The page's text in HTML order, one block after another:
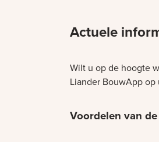
Actuele
Wilt u op de hoogte
Liander BouwApp
Voordelen van